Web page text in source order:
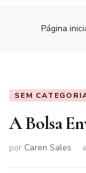
Página
SEM
A Bolsa
por Caren Sales